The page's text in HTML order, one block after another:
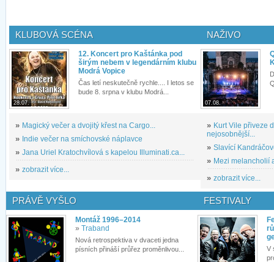
KLUBOVÁ SCÉNA
28.07.
12. Koncert pro Kaštánka pod
širým nebem v legendárním klubu
Modrá Vopice
Čas letí neskutečně rychle.... I letos se
bude 8. srpna v klubu Modrá...
» Magický večer a dvojitý křest na Cargo...
» Indie večer na smíchovské náplavce
» Jana Uriel Kratochvílová s kapelou Illuminati.ca...
» zobrazit více...
NAŽIVO
07.08.
» Kurt Vile přiveze
nejosobnější...
» Slavící
» Mezi melancholií
» zobrazit více...
PRÁVĚ VYŠLO
Montáž 1996–2014
» Traband
Nová retrospektiva v dvaceti jedna
písních přináší průřez proměnlivou...
FESTIVALY
V